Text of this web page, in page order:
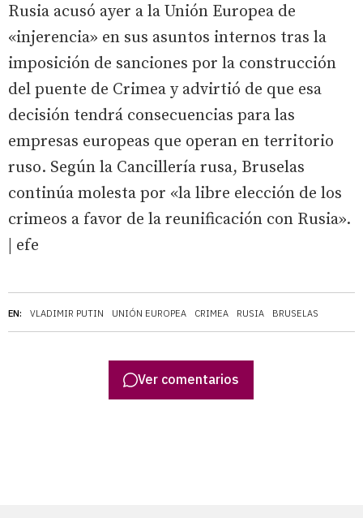
EN: VLADIMIR PUTIN UNIÓN EUROPEA CRIMEA RUSIA BRUSELAS
Rusia acusó ayer a la Unión Europea de
«injerencia» en sus asuntos internos tras la
imposición de sanciones por la construcción
del puente de Crimea y advirtió de que esa
decisión tendrá consecuencias para las
empresas europeas que operan en territorio
ruso. Según la Cancillería rusa, Bruselas
continúa molesta por «la libre elección de los
crimeos a favor de la reunificación con Rusia».
| efe
Ver comentarios